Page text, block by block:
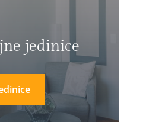
jedinice